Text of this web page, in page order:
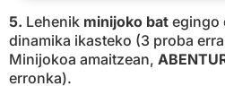
5. Lehenik minijoko bat egingo
dinamika ikasteko (3 proba
Minijokoa amaitzean,
erronka).